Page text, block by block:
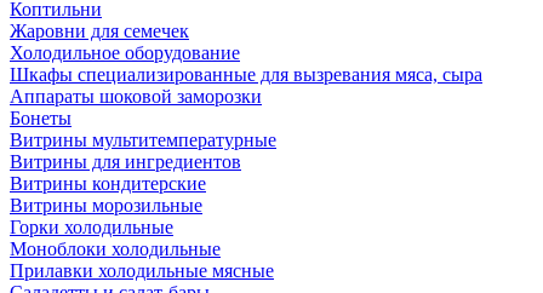
Коптильни
Жаровни для семечек
Холодильное оборудование
Шкафы специализированные для вызревания мяса, сыра
Аппараты шоковой заморозки
Бонеты
Витрины мультитемпературные
Витрины для ингредиентов
Витрины кондитерские
Витрины морозильные
Горки холодильные
Моноблоки холодильные
Прилавки холодильные мясные